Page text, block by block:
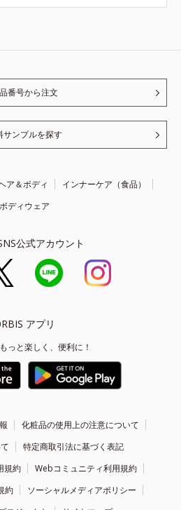
番号から注文
サンプルを探す
ア＆ボディ
インナーケア（食品）
ボディウェア
公式アカウント
アプリ
っと楽しく、便利に！
化粧品の使用上の注意について
特定商取引法に基づく表記
規約
Webコミュニティ利用規約
約
ソーシャルメディアポリシー